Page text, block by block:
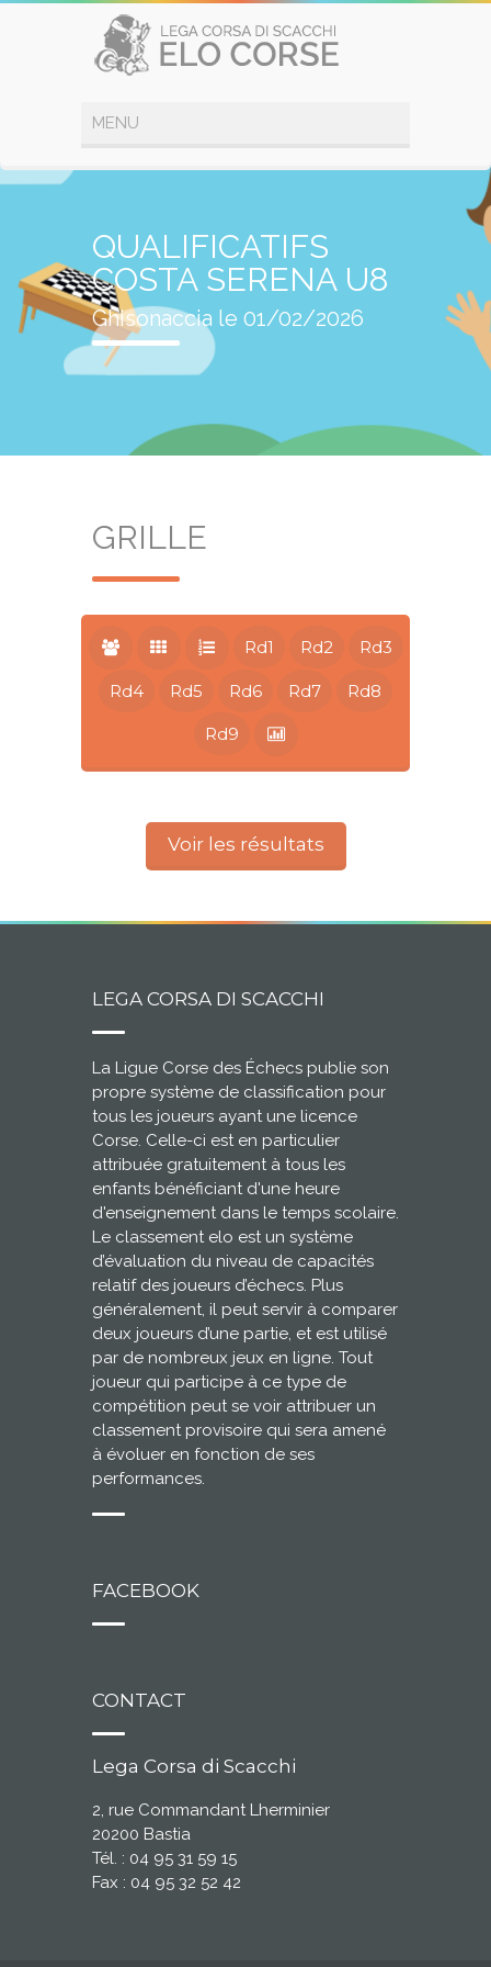
QUALIFICATIFS
COSTA SERENA U8
Ghisonaccia le 01/02/2026
GRILLE
Rd1 Rd2 Rd3
Rd4 Rd5 Rd6 Rd7 Rd8
Rd9
Voir les résultats
LEGA CORSA DI SCACCHI
La Ligue Corse des Échecs publie son
propre système de classification pour
tous les joueurs ayant une licence
Corse. Celle-ci est en particulier
attribuée gratuitement à tous les
enfants bénéficiant d'une heure
d'enseignement dans le temps scolaire.
Le classement elo est un système
d’évaluation du niveau de capacités
relatif des joueurs d’échecs. Plus
généralement, il peut servir à comparer
deux joueurs d’une partie, et est utilisé
par de nombreux jeux en ligne. Tout
joueur qui participe à ce type de
compétition peut se voir attribuer un
classement provisoire qui sera amené
à évoluer en fonction de ses
performances.
FACEBOOK
CONTACT
Lega Corsa di Scacchi
2, rue Commandant Lherminier
20200 Bastia
Tél. : 04 95 31 59 15
Fax : 04 95 32 52 42